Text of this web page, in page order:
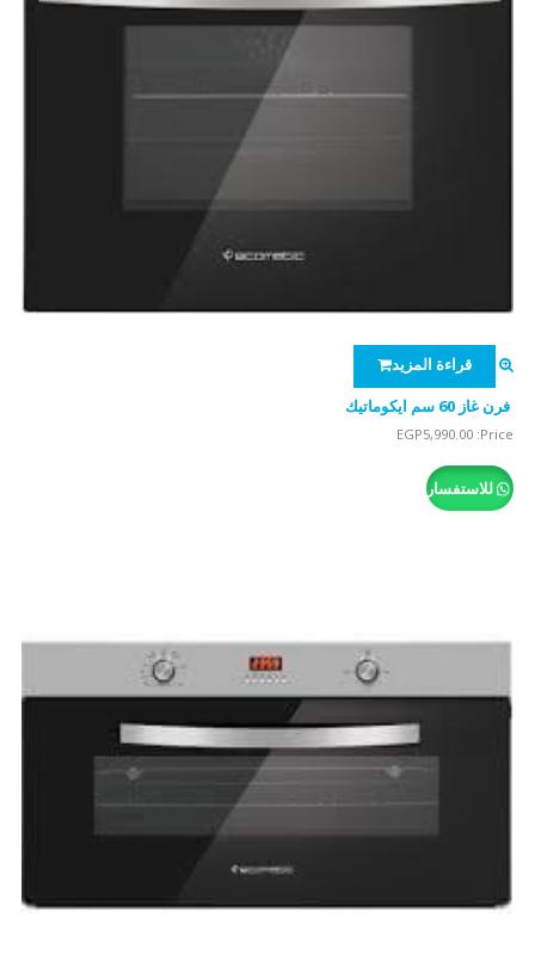
قراءة المزيد
فرن غاز 60 سم ايكوماتيك
Price:
EGP5,990.00
للاستفسار